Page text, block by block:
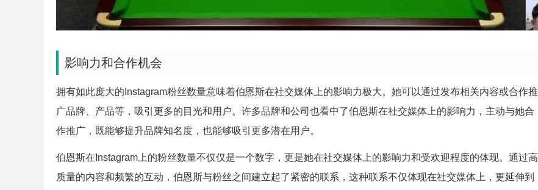
影响力和合作机会
拥有如此庞大的Instagram粉丝数量意味着伯恩斯在社交媒体上的影响力极大。她可以通过发布相关内容或合作推
广品牌、产品等，吸引更多的目光和用户。许多品牌和公司也看中了伯恩斯在社交媒体上的影响力，主动与她合
作推广，既能够提升品牌知名度，也能够吸引更多潜在用户。
伯恩斯在Instagram上的粉丝数量不仅仅是一个数字，更是她在社交媒体上的影响力和受欢迎程度的体现。通过高
质量的内容和频繁的互动，伯恩斯与粉丝之间建立起了紧密的联系，这种联系不仅体现在社交媒体上，更延伸到